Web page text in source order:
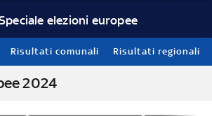
elezioni europee
Risultati comunali Risultati regionali
2024